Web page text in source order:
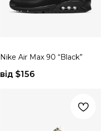
Nike Air Max 90 “Black”
від $156